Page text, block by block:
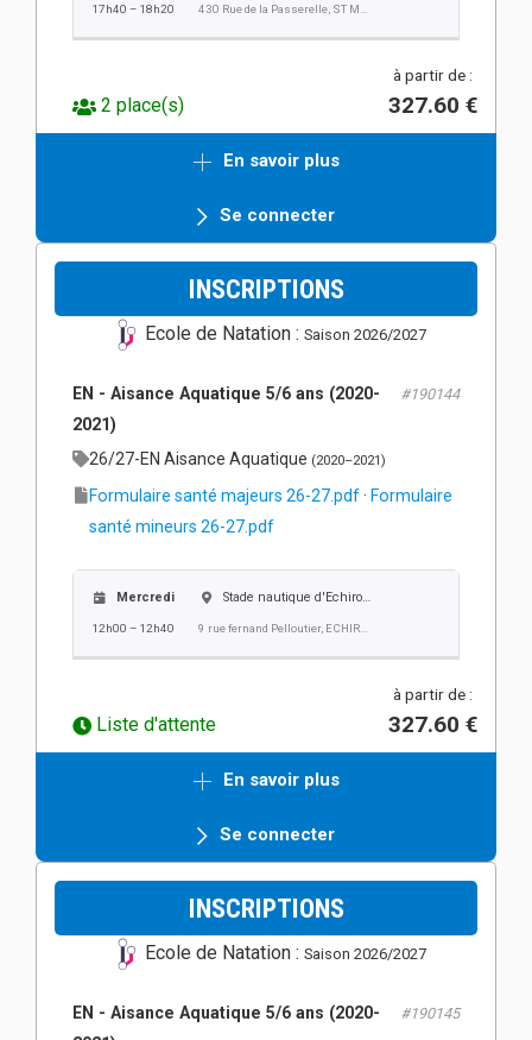
17h40 – 18h20
2 place(s)
à partir de :
327.60 €
En savoir plus
Se connecter
INSCRIPTIONS
Ecole de Natation : Saison 2026/2027
EN - Aisance Aquatique 5/6 ans (2020-
2021)
#190144
26/27-EN Aisance Aquatique (2020–2021)
Formulaire santé majeurs 26-27.pdf · Formulaire
santé mineurs 26-27.pdf
Mercredi
12h00 – 12h40
Stade nautique d'Echirolles
9 rue fernand Pelloutier, ECHIROLLES
Liste d'attente
à partir de :
327.60 €
En savoir plus
Se connecter
INSCRIPTIONS
Ecole de Natation : Saison 2026/2027
EN - Aisance Aquatique 5/6 ans (2020-
#190145